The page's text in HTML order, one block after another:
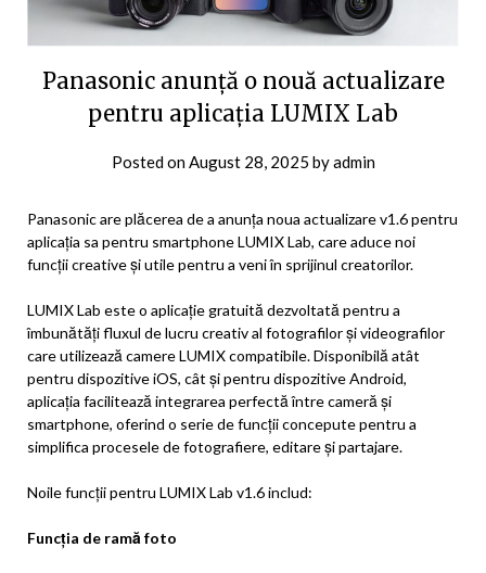
Panasonic anunță o nouă actualizare
pentru aplicația LUMIX Lab
Posted onAugust 28, 2025 byadmin
Panasonic are plăcerea de a anunța noua actualizare v1.6 pentru
aplicația sa pentru smartphone LUMIX Lab, care aduce noi
funcții creative și utile pentru a veni în sprijinul creatorilor.
LUMIX Lab este o aplicație gratuită dezvoltată pentru a
îmbunătăți fluxul de lucru creativ al fotografilor și videografilor
care utilizează camere LUMIX compatibile. Disponibilă atât
pentru dispozitive iOS, cât și pentru dispozitive Android,
aplicația facilitează integrarea perfectă între cameră și
smartphone, oferind o serie de funcții concepute pentru a
simplifica procesele de fotografiere, editare și partajare.
Noile funcții pentru LUMIX Lab v1.6 includ:
Funcția de ramă foto